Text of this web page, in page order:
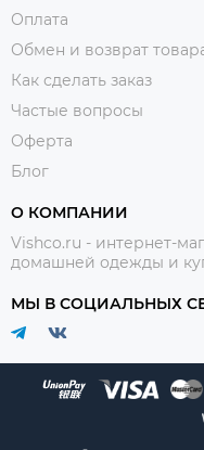
Оплата
Обмен и возврат
Как сделать заказ
Частые вопросы
Оферта
Блог
О КОМПАНИИ
Vishco.ru - интернет-
домашней одежды и
МЫ В СОЦИАЛЬНЫХ